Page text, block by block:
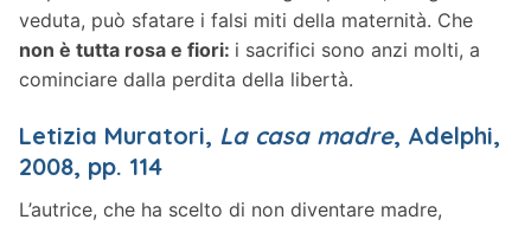
veduta, può sfatare i falsi miti della maternità. Che
non è tutta rosa e fiori: i sacrifici sono anzi molti, a
cominciare dalla perdita della libertà.
Letizia Muratori, La casa madre, Adelphi,
2008, pp. 114
L’autrice, che ha scelto di non diventare madre,